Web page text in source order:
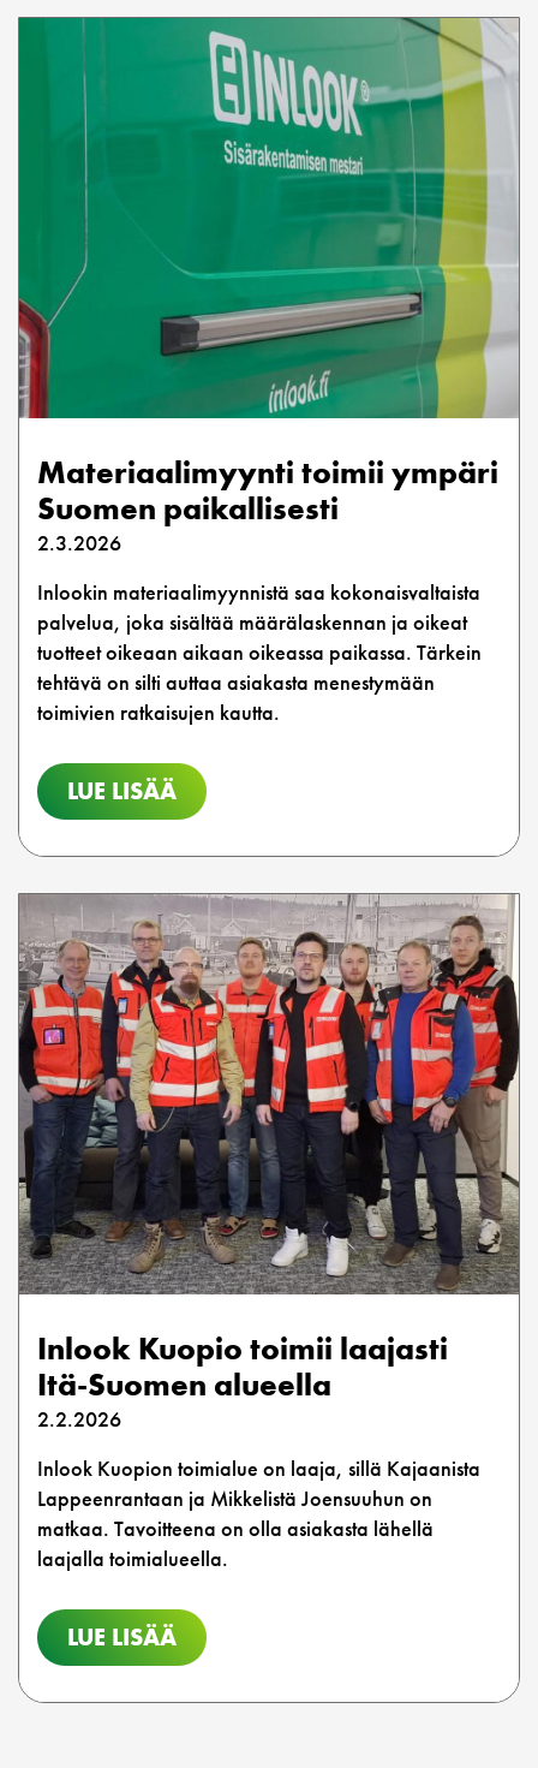
Materiaalimyynti toimii ympäri
Suomen paikallisesti
2.3.2026
Inlookin materiaalimyynnistä saa kokonaisvaltaista
palvelua, joka sisältää määrälaskennan ja oikeat
tuotteet oikeaan aikaan oikeassa paikassa. Tärkein
tehtävä on silti auttaa asiakasta menestymään
toimivien ratkaisujen kautta.
LUE LISÄÄ
Inlook Kuopio toimii laajasti
Itä-Suomen alueella
2.2.2026
Inlook Kuopion toimialue on laaja, sillä Kajaanista
Lappeenrantaan ja Mikkelistä Joensuuhun on
matkaa. Tavoitteena on olla asiakasta lähellä
laajalla toimialueella.
LUE LISÄÄ